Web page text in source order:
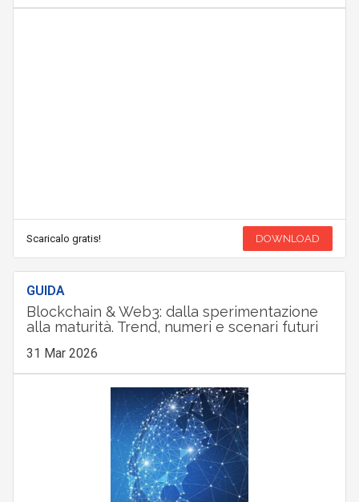
Scaricalo gratis! DOWNLOAD
GUIDA
Blockchain & Web3: dalla sperimentazione
alla maturità. Trend, numeri e scenari futuri
31 Mar 2026